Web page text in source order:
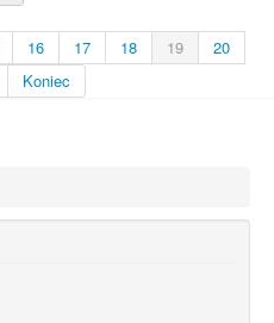
16 17 18 19
20
Koniec